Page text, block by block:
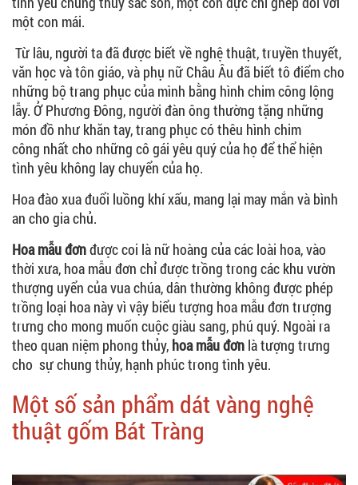
một con mái.
Từ lâu, người ta đã được biết về nghệ thuật, truyền thuyết,
văn học và tôn giáo, và phụ nữ Châu Âu đã biết tô điểm cho
những bộ trang phục của mình bằng hình chim công lộng
lẫy. Ở Phương Đông, người đàn ông thường tặng những
món đồ như khăn tay, trang phục có thêu hình chim
công nhất cho những cô gái yêu quý của họ để thể hiện
tình yêu không lay chuyển của họ.
Hoa đào xua đuổi luồng khí xấu, mang lại may mắn và bình
an cho gia chủ.
Hoa mẫu đơnđược coi là nữ hoàng của các loài hoa, vào
thời xưa, hoa mẫu đơn chỉ được trồng trong các khu vườn
thượng uyển của vua chúa, dân thường không được phép
trồng loại hoa này vì vậy biểu tượng hoa mẫu đơn trượng
trưng cho mong muốn cuộc giàu sang, phú quý. Ngoài ra
theo quan niệm phong thủy, hoa mẫu đơn là tượng trưng
cho sự chung thủy, hạnh phúc trong tình yêu.
Một số sản phẩm dát vàng nghệ
thuật gốm Bát Tràng